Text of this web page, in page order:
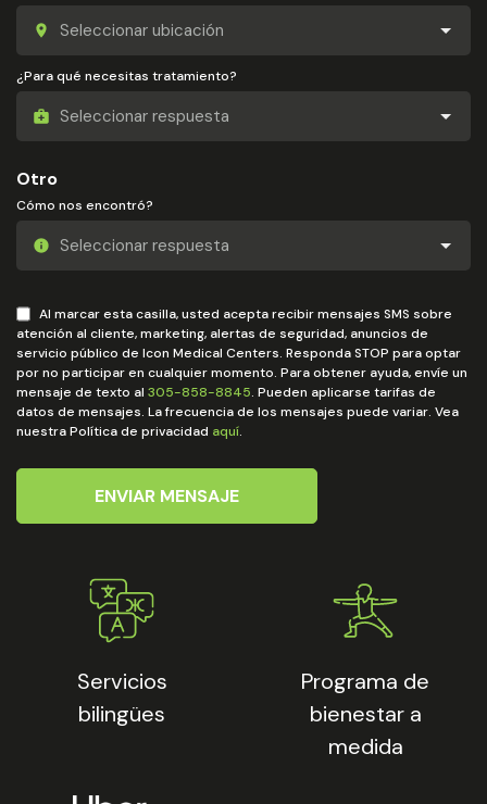
Servicios
bilingües
¿Para qué necesitas tratamiento?
Otro
Cómo nos encontró?
Al marcar esta casilla, usted acepta recibir mensajes SMS sobre
atención al cliente, marketing, alertas de seguridad, anuncios de
servicio público de Icon Medical Centers. Responda STOP para optar
por no participar en cualquier momento. Para obtener ayuda, envíe un
mensaje de texto al 305-858-8845. Pueden aplicarse tarifas de
datos de mensajes. La frecuencia de los mensajes puede variar. Vea
nuestra Política de privacidad aquí.
ENVIAR MENSAJE
Programa de
bienestar a
medida